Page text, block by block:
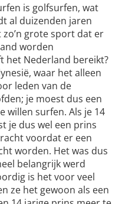
is golfsurfen, wat
al duizenden jaren
grote sport dat er
worden
het Nederland bereikt?
waar het alleen
leden van de
je moest dus een
willen surfen. Als je 14
je dus wel een prins
voordat er een
worden. Het was dus
belangrijk werd
is het voor veel
ze het gewoon als een